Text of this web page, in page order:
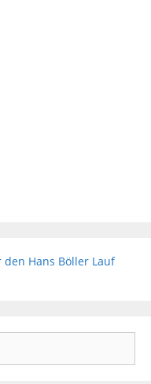
Hans Böller Lauf